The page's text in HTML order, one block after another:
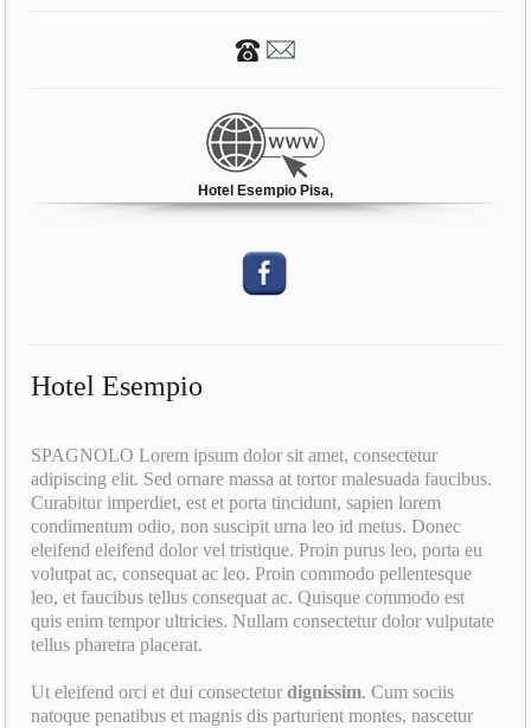
Hotel Esempio Pisa,
Hotel Esempio
SPAGNOLO Lorem ipsum dolor sit amet, consectetur
adipiscing elit. Sed ornare massa at tortor malesuada faucibus.
Curabitur imperdiet, est et porta tincidunt, sapien lorem
condimentum odio, non suscipit urna leo id metus. Donec
eleifend eleifend dolor vel tristique. Proin purus leo, porta eu
volutpat ac, consequat ac leo. Proin commodo pellentesque
leo, et faucibus tellus consequat ac. Quisque commodo est
quis enim tempor ultricies. Nullam consectetur dolor vulputate
tellus pharetra placerat.
Ut eleifend orci et dui consecteturdignissim. Cum sociis
natoque penatibus et magnis dis parturient montes, nascetur